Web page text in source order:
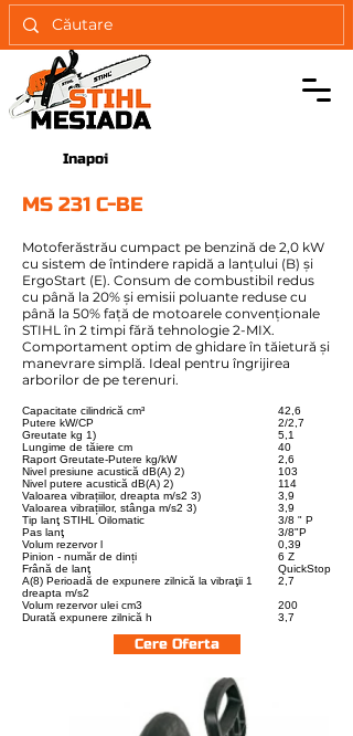
Inapoi
MS 231 C-BE
Motoferăstrău cumpact pe benzină de 2,0 kW
cu sistem de întindere rapidă a lanţului (B) şi
ErgoStart (E). Consum de combustibil redus
cu până la 20% şi emisii poluante reduse cu
până la 50% faţă de motoarele convenţionale
STIHL în 2 timpi fără tehnologie 2-MIX.
Comportament optim de ghidare în tăietură şi
manevrare simplă. Ideal pentru îngrijirea
arborilor de pe terenuri.
Capacitate cilindrică cm³
42,6
Putere kW/CP
2/2,7
Greutate kg 1)
5,1
Lungime de tăiere cm
40
Raport Greutate-Putere kg/kW
2,6
Nivel presiune acustică dB(A) 2)
103
Nivel putere acustică dB(A) 2)
114
Valoarea vibrațiilor, dreapta m/s2 3)
3,9
Valoarea vibrațiilor, stânga m/s2 3)
3,9
Tip lanţ STIHL Oilomatic
3/8 " P
Pas lanţ
3/8"P
Volum rezervor l
0,39
Pinion - număr de dinți
6 Z
Frână de lanţ
QuickStop
A(8) Perioadă de expunere zilnică la vibraţii 1
dreapta m/s2
2,7
Volum rezervor ulei cm3
200
Durată expunere zilnică h
3,7
Cere Oferta